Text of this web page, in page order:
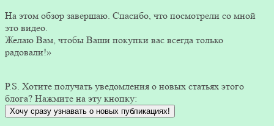
На этом обзор завершаю. Спасибо, что посмотрели со мной
это видео.
Желаю Вам, чтобы Ваши покупки вас всегда только
радовали!»
P.S. Хотите получать уведомления о новых статьях этого
блога? Нажмите на эту кнопку:
Хочу сразу узнавать о новых публикациях!